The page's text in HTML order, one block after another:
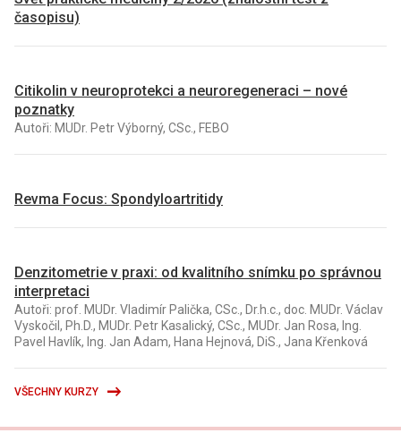
časopisu)
Citikolin v neuroprotekci a neuroregeneraci – nové
poznatky
Autoři: MUDr. Petr Výborný, CSc., FEBO
Revma Focus: Spondyloartritidy
Denzitometrie v praxi: od kvalitního snímku po správnou
interpretaci
Autoři: prof. MUDr. Vladimír Palička, CSc., Dr.h.c., doc. MUDr. Václav
Vyskočil, Ph.D., MUDr. Petr Kasalický, CSc., MUDr. Jan Rosa, Ing.
Pavel Havlík, Ing. Jan Adam, Hana Hejnová, DiS., Jana Křenková
VŠECHNY KURZY